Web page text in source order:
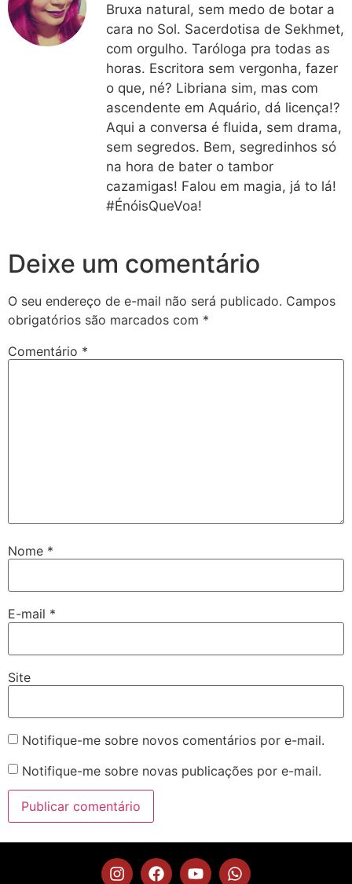
Bruxa natural, sem medo de botar a
cara no Sol. Sacerdotisa de Sekhmet,
com orgulho. Taróloga pra todas as
horas. Escritora sem vergonha, fazer
o que, né? Libriana sim, mas com
ascendente em Aquário, dá licença!?
Aqui a conversa é fluida, sem drama,
sem segredos. Bem, segredinhos só
na hora de bater o tambor
cazamigas! Falou em magia, já to lá!
#ÉnóisQueVoa!
Deixe um comentário
O seu endereço de e-mail não será publicado. Campos
obrigatórios são marcados com *
Comentário *
Nome *
E-mail *
Site
Notifique-me sobre novos comentários por e-mail.
Notifique-me sobre novas publicações por e-mail.